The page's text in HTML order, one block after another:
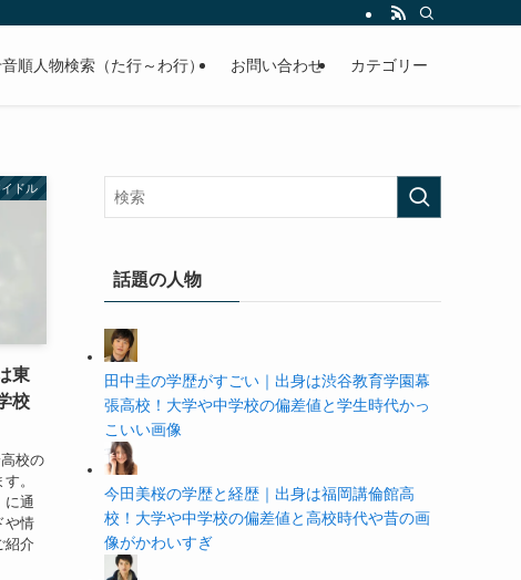
の学歴や高校・大学の偏差値まで紹介していきます。
順人物検索（た行～わ行） お問い合わせ カテゴリー
ドル
東
校
校の
。
に通
や情
紹介
話題の人物
田中圭の学歴がすごい｜出身は渋谷教育学園幕
張高校！大学や中学校の偏差値と学生時代かっ
こいい画像
今田美桜の学歴と経歴｜出身は福岡講倫館高
校！大学や中学校の偏差値と高校時代や昔の画
像がかわいすぎ